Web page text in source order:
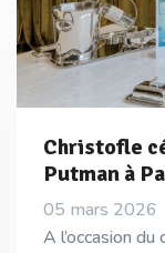
Christofle
Putman à
05 mars 2026
A l’occasion